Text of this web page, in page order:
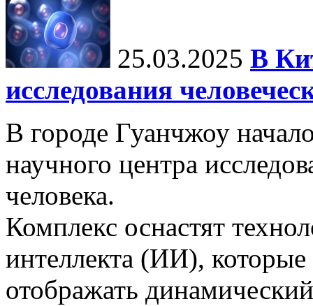
25.03.2025 В
исследования
В городе Гуанчжоу
научного центра
человека.
Комплекс оснастят
интеллекта (ИИ),
отображать